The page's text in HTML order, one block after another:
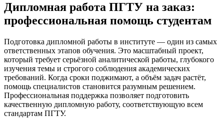
Дипломная работа ПГТУ на заказ:
профессиональная помощь студентам
Подготовка дипломной работы в институте — один из самых
ответственных этапов обучения. Это масштабный проект,
который требует серьёзной аналитической работы, глубокого
изучения темы и строгого соблюдения академических
требований. Когда сроки поджимают, а объём задач растёт,
помощь специалистов становится разумным решением.
Профессиональная поддержка позволяет подготовить
качественную дипломную работу, соответствующую всем
стандартам ПГТУ.